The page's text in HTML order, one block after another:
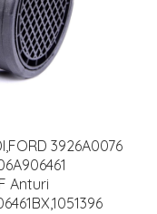
3926A0076
Anturi